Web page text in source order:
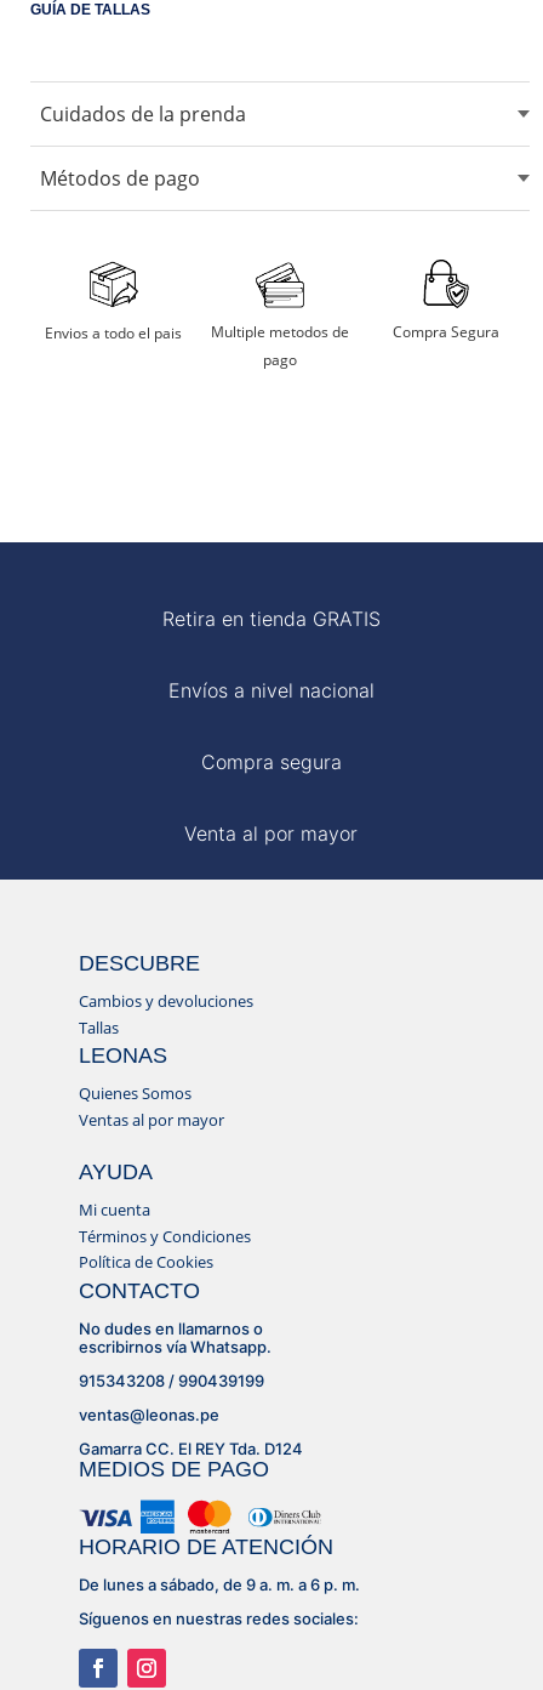
GUÍA DE TALLAS
Cuidados de la prenda
No usar maquina secadora.
Secarlo en sombra.
Planchar a temperatura moderada
Métodos de pago
Aceptamos tarjetas de crédito, débito, transferencias
bancarias y billeteras digitales.
Envios a todo el pais
Multiple metodos de
pago
Compra Segura
Retira en tienda GRATIS
Envíos a nivel nacional
Compra segura
Venta al por mayor
DESCUBRE
Cambios y devoluciones
Tallas
LEONAS
Quienes Somos
Ventas al por mayor
AYUDA
Mi cuenta
Términos y Condiciones
Política de Cookies
CONTACTO
No dudes en llamarnos o
escribirnos vía Whatsapp.
915343208 / 990439199
ventas@leonas.pe
Gamarra CC. El REY Tda. D124
MEDIOS DE PAGO
HORARIO DE ATENCIÓN
De lunes a sábado, de 9 a. m. a 6 p. m.
Síguenos en nuestras redes sociales: